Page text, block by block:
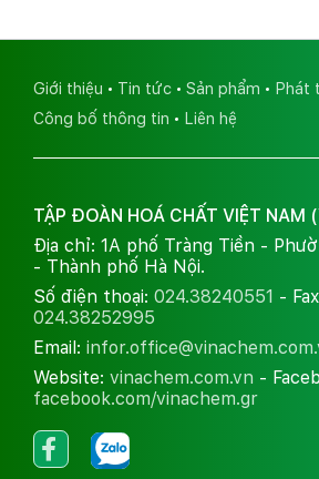
Giới thiệu Tin tức Sản phẩm
Phát
Công bố thông tin
Liên hệ
TẬP ĐOÀN HOÁ CHẤT VIỆT NAM
Địa chỉ: 1A phố Tràng Tiền -
- Thành phố Hà Nội.
Số điện thoại: 024.38240551 -
024.38252995
Email:
Website: vinachem.com.vn -
facebook.com/vinachem.gr